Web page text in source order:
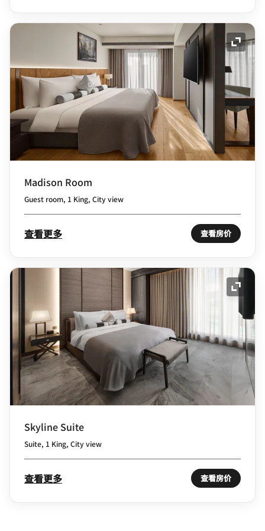
展开
Madison Room
Guest room, 1 King, City view
查看更多 查看房价
展开
Skyline Suite
Suite, 1 King, City view
查看更多 查看房价